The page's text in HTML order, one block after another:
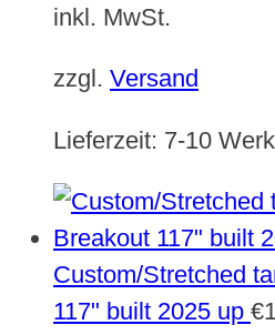
inkl. MwSt.
zzgl. Versand
Lieferzeit: 7-10
Custom/Stretched
117" built 2025 up €